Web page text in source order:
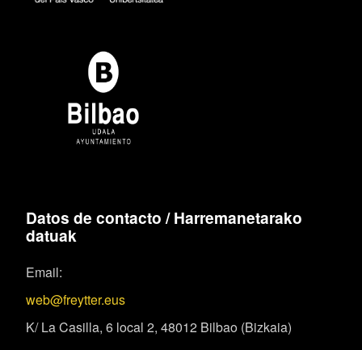
Datos de contacto / Harremanetarako
datuak
Email:
web@freytter.eus
K/ La Casilla, 6 local 2, 48012 Bilbao (Bizkaia)